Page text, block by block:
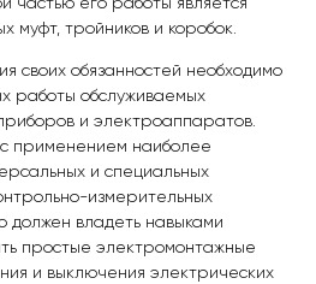
частью его работы является
муфт, тройников и коробок.
своих обязанностей необходимо
работы обслуживаемых
и электроаппаратов.
применением наиболее
и специальных
измерительных
должен владеть навыками
простые электромонтажные
и выключения электрических